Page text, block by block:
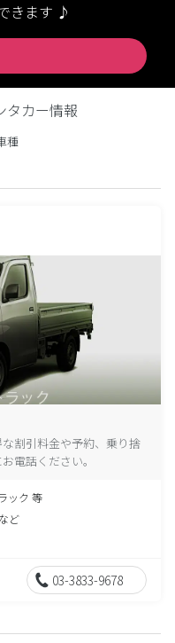
きます ♪
タカー情報
種
割引料金や予約、乗り捨
電話ください。
ック 等
ど
03-3833-9678